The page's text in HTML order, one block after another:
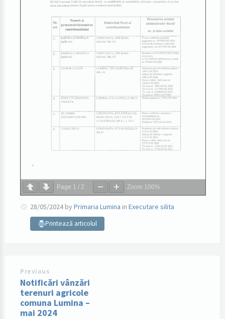
Page 1 / 2 Zoom 100%
28/05/2024 by Primaria Lumina in Executare silita
Printează articolul
Previous
Notificări vânzări
terenuri agricole
comuna Lumina –
mai 2024